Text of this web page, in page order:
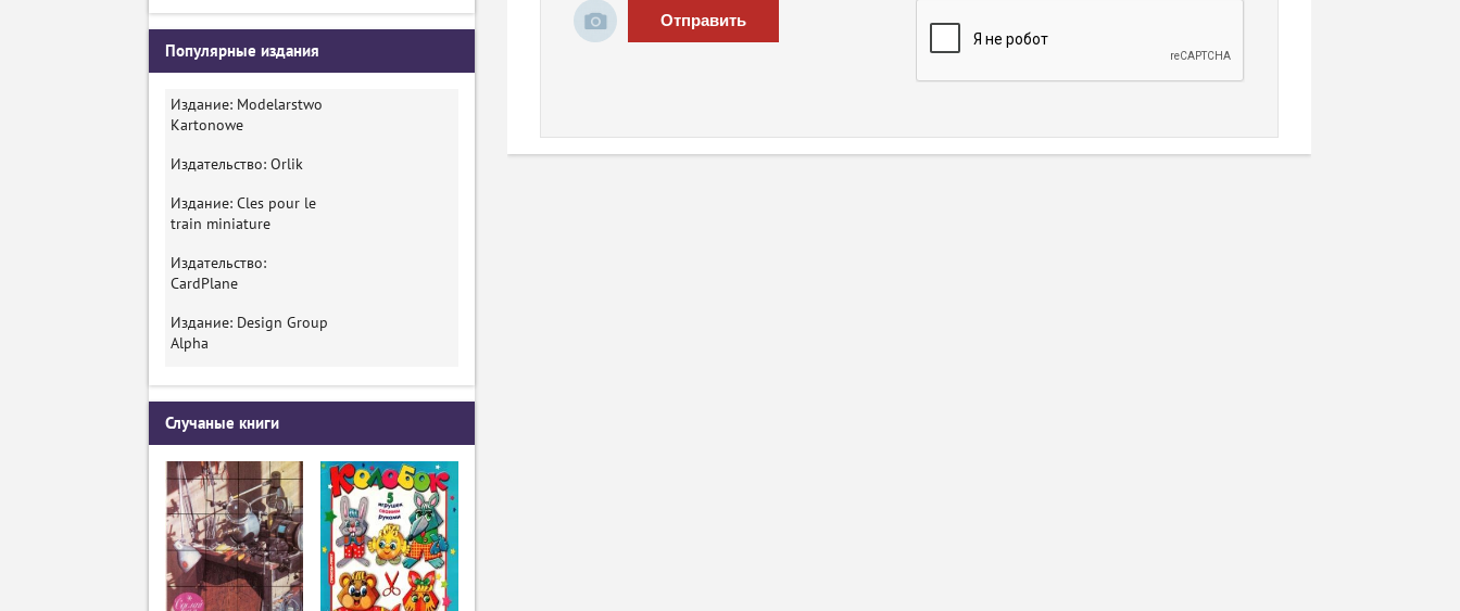
Отправить
Популярные издания
Издание: Modelarstwo
Kartonowe
Издательство: Orlik
Издание: Cles pour le
train miniature
Издательство:
CardPlane
Издание: Design Group
Alpha
Случаные книги